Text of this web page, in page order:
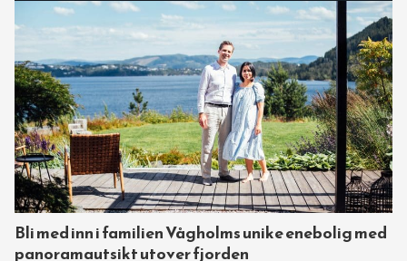
Bli med inn i familien Vågholms unike enebolig med
panoramautsikt utover fjorden